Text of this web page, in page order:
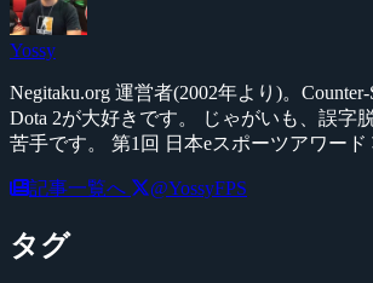
Yossy
Negitaku.org 運営者(2002年より)。Counter-
Dota 2が大好きです。 じゃがいも、誤字
苦手です。 第1回 日本eスポーツアワード
記事一覧へ @YossyFPS
タグ